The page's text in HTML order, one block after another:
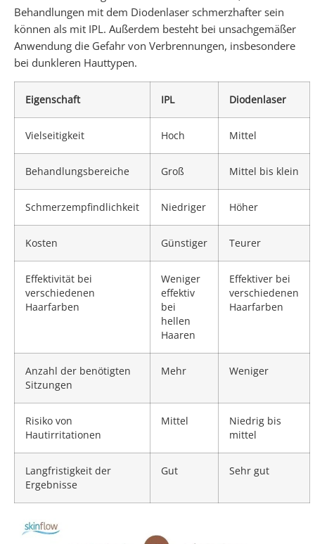
Behandlungen mit dem Diodenlaser schmerzhafter sein
können als mit IPL. Außerdem besteht bei unsachgemäßer
Anwendung die Gefahr von Verbrennungen, insbesondere
bei dunkleren Hauttypen.
Eigenschaft IPL Diodenlaser
Vielseitigkeit Hoch Mittel
Behandlungsbereiche Groß Mittel bis klein
Schmerzempfindlichkeit Niedriger Höher
Kosten Günstiger Teurer
Effektivität bei
verschiedenen
Haarfarben
Weniger
effektiv
bei
hellen
Haaren
Effektiver bei
verschiedenen
Haarfarben
Anzahl der benötigten
Sitzungen
Mehr Weniger
Risiko von
Hautirritationen
Mittel
Niedrig bis
mittel
Langfristigkeit der
Ergebnisse
Gut Sehr gut